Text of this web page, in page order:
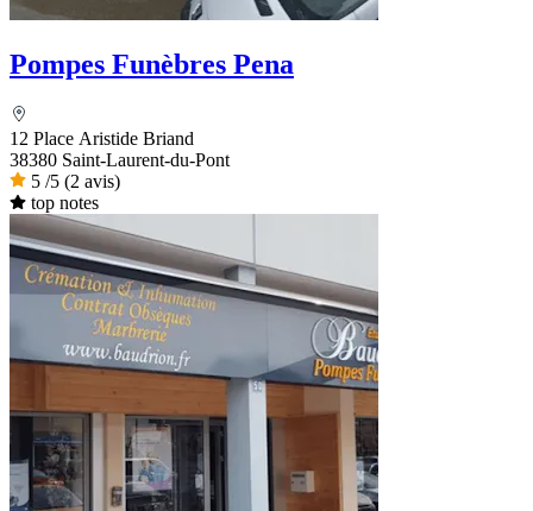
Pompes Funèbres Pena
12 Place Aristide Briand
38380 Saint-Laurent-du-Pont
5 /5 (2 avis)
top notes